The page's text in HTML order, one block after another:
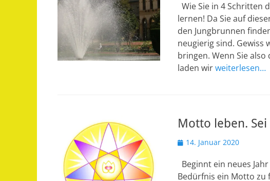
Wie Sie in 4 Schritten
lernen! Da Sie auf
den Jungbrunnen
neugierig sind. Gewiss
bringen. Wenn Sie
laden wirweiterlesen…
Motto leben.
Veröffentlicht
14. Januar 2020
Beginnt ein neues
Bedürfnis ein Motto zu